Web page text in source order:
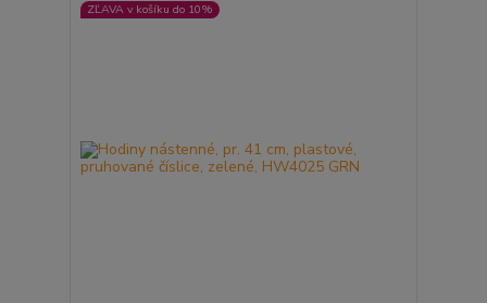
ZĽAVA v košíku do 10%